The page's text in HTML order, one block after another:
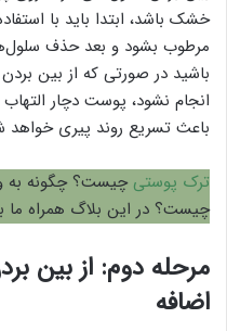
خشک باشد، ابتدا باید با
مرطوب بشود و بعد حذف
باشید در صورتی که از بین
انجام نشود، پوست دچار
باعث تسریع روند پیری خواهد
ترک پوستی چیست؟ چگونه به
چیست؟ در این بلاگ همراه ما
مرحله دوم: از بین
اضافه